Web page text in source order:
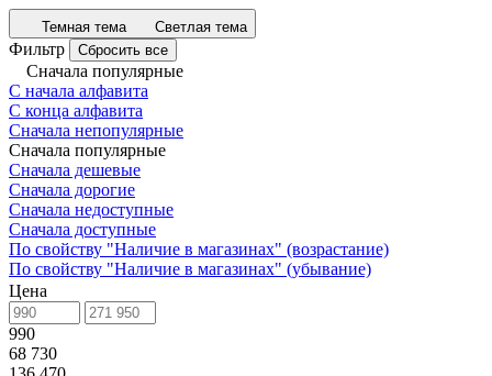
Темная тема Светлая тема
Фильтр Сбросить все
Сначала популярные
С начала алфавита
С конца алфавита
Сначала непопулярные
Сначала популярные
Сначала дешевые
Сначала дорогие
Сначала недоступные
Сначала доступные
По свойству "Наличие в магазинах" (возрастание)
По свойству "Наличие в магазинах" (убывание)
Цена
990
68 730